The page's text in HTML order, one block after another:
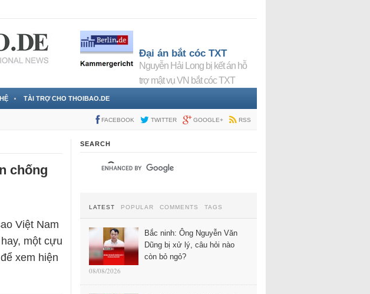
Đại án bắt cóc TXT
Nguyễn Hải Long bị kết án hỗ
trợ mật vụ VN bắt cóc TXT
TÀI TRỢ CHO THOIBAO.DE
FACEBOOK TWITTER GOOGLE+ RSS
chống
Việt Nam
một cựu
xem hiện
SEARCH
LATEST POPULAR COMMENTS TAGS
Bắc ninh: Ông Nguyễn Văn
Dũng bị xử lý, câu hỏi nào
còn bỏ ngỏ?
08/08/2026